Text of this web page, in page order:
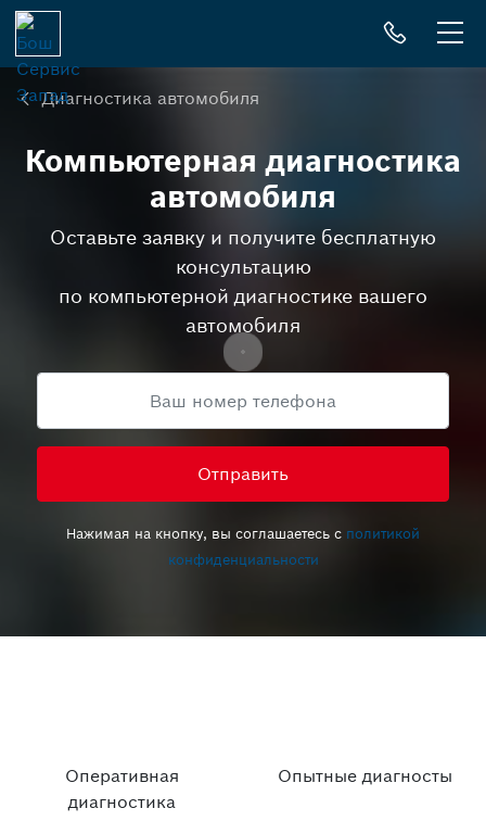
Диагностика автомобиля
Компьютерная диагностика
автомобиля
Оставьте заявку и получите бесплатную
консультацию
по компьютерной диагностике вашего
автомобиля
Нажимая на кнопку, вы соглашаетесь с политикой
конфиденциальности
Оперативная
диагностика
Опытные диагносты